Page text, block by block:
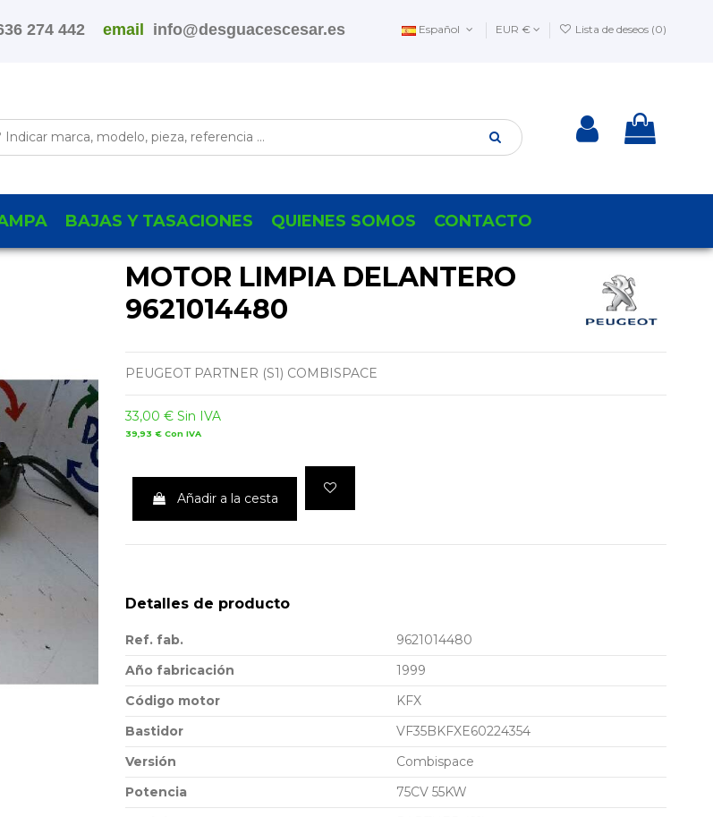
274 442 email info@desguacescesar.es Español EUR € Lista de deseos (0)
BAJAS Y TASACIONES QUIENES SOMOS CONTACTO
MOTOR LIMPIA DELANTERO
9621014480
PEUGEOT PARTNER (S1) COMBISPACE
33,00 € Sin IVA
39,93 € Con IVA
Añadir a la cesta
Detalles de producto
Ref. fab.
9621014480
Año fabricación
1999
Código motor
KFX
Bastidor
VF35BKFXE60224354
Versión
Combispace
Potencia
75CV 55KW